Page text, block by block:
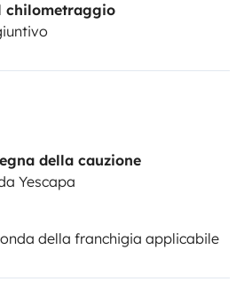
chilometraggio
della cauzione
Yescapa
della franchigia applicabile